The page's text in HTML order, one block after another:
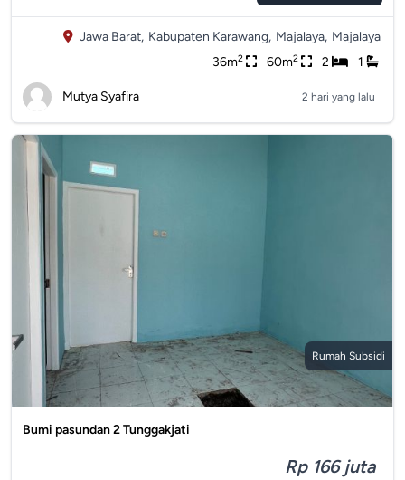
Jawa Barat, Kabupaten Karawang, Majalaya, Majalaya
36m2 60m2 2 1
Mutya Syafira 2 hari yang lalu
Rumah Subsidi
Bumi pasundan 2 Tunggakjati
Rp 166 juta